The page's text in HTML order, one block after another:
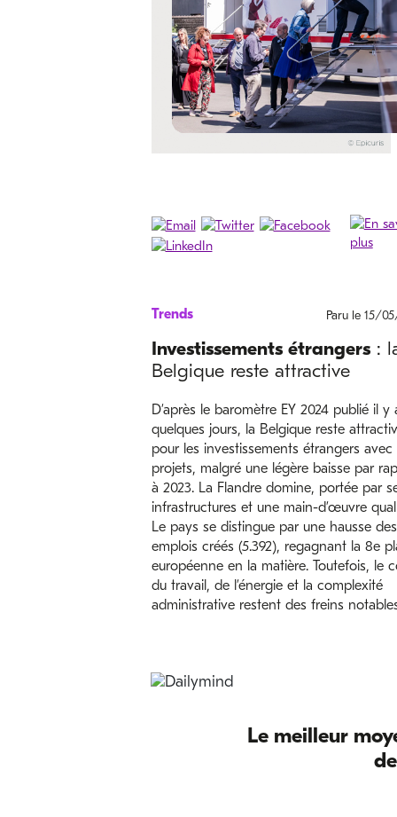
Trends Paru le 15/
Investissements étrangers:
Belgique reste attractive
D’après le baromètre EY 2024 publié il y
quelques jours, la Belgique reste
pour les investissements étrangers avec
projets, malgré une légère baisse par
à 2023. La Flandre domine, portée par
infrastructures et une main-d’œuvre
Le pays se distingue par une hausse des
emplois créés (5.392), regagnant la 8e
européenne en la matière. Toutefois, le
du travail, de l’énergie et la complexité
administrative restent des freins
Le meilleur